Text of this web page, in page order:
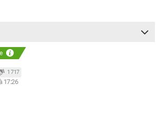
1 717
17:26